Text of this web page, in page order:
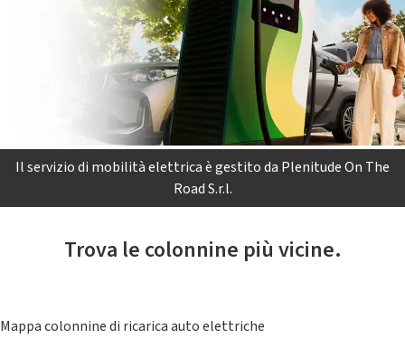
Il servizio di mobilità elettrica è gestito da Plenitude On The
Road S.r.l.
Trova le colonnine più vicine.
Mappa colonnine di ricarica auto elettriche